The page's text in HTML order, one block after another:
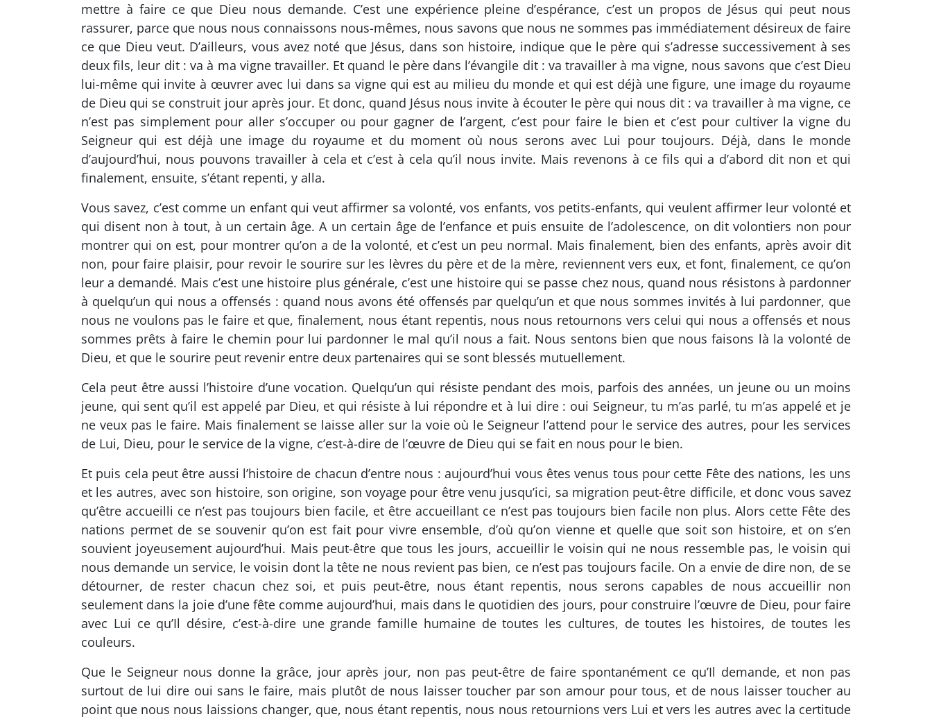
mettre à faire ce que Dieu nous demande. C’est une expérience pleine d’espérance, c’est un propos de Jésus qui peut nous
rassurer, parce que nous nous connaissons nous-mêmes, nous savons que nous ne sommes pas immédiatement désireux de faire
ce que Dieu veut. D’ailleurs, vous avez noté que Jésus, dans son histoire, indique que le père qui s’adresse successivement à ses
deux fils, leur dit : va à ma vigne travailler. Et quand le père dans l’évangile dit : va travailler à ma vigne, nous savons que c’est Dieu
lui-même qui invite à œuvrer avec lui dans sa vigne qui est au milieu du monde et qui est déjà une figure, une image du royaume
de Dieu qui se construit jour après jour. Et donc, quand Jésus nous invite à écouter le père qui nous dit : va travailler à ma vigne, ce
n’est pas simplement pour aller s’occuper ou pour gagner de l’argent, c’est pour faire le bien et c’est pour cultiver la vigne du
Seigneur qui est déjà une image du royaume et du moment où nous serons avec Lui pour toujours. Déjà, dans le monde
d’aujourd’hui, nous pouvons travailler à cela et c’est à cela qu’il nous invite. Mais revenons à ce fils qui a d’abord dit non et qui
finalement, ensuite, s’étant repenti, y alla.
Vous savez, c’est comme un enfant qui veut affirmer sa volonté, vos enfants, vos petits-enfants, qui veulent affirmer leur volonté et
qui disent non à tout, à un certain âge. A un certain âge de l’enfance et puis ensuite de l’adolescence, on dit volontiers non pour
montrer qui on est, pour montrer qu’on a de la volonté, et c’est un peu normal. Mais finalement, bien des enfants, après avoir dit
non, pour faire plaisir, pour revoir le sourire sur les lèvres du père et de la mère, reviennent vers eux, et font, finalement, ce qu’on
leur a demandé. Mais c’est une histoire plus générale, c’est une histoire qui se passe chez nous, quand nous résistons à pardonner
à quelqu’un qui nous a offensés : quand nous avons été offensés par quelqu’un et que nous sommes invités à lui pardonner, que
nous ne voulons pas le faire et que, finalement, nous étant repentis, nous nous retournons vers celui qui nous a offensés et nous
sommes prêts à faire le chemin pour lui pardonner le mal qu’il nous a fait. Nous sentons bien que nous faisons là la volonté de
Dieu, et que le sourire peut revenir entre deux partenaires qui se sont blessés mutuellement.
Cela peut être aussi l’histoire d’une vocation. Quelqu’un qui résiste pendant des mois, parfois des années, un jeune ou un moins
jeune, qui sent qu’il est appelé par Dieu, et qui résiste à lui répondre et à lui dire : oui Seigneur, tu m’as parlé, tu m’as appelé et je
ne veux pas le faire. Mais finalement se laisse aller sur la voie où le Seigneur l’attend pour le service des autres, pour les services
de Lui, Dieu, pour le service de la vigne, c’est-à-dire de l’œuvre de Dieu qui se fait en nous pour le bien.
Et puis cela peut être aussi l’histoire de chacun d’entre nous : aujourd’hui vous êtes venus tous pour cette Fête des nations, les uns
et les autres, avec son histoire, son origine, son voyage pour être venu jusqu’ici, sa migration peut-être difficile, et donc vous savez
qu’être accueilli ce n’est pas toujours bien facile, et être accueillant ce n’est pas toujours bien facile non plus. Alors cette Fête des
nations permet de se souvenir qu’on est fait pour vivre ensemble, d’où qu’on vienne et quelle que soit son histoire, et on s’en
souvient joyeusement aujourd’hui. Mais peut-être que tous les jours, accueillir le voisin qui ne nous ressemble pas, le voisin qui
nous demande un service, le voisin dont la tête ne nous revient pas bien, ce n’est pas toujours facile. On a envie de dire non, de se
détourner, de rester chacun chez soi, et puis peut-être, nous étant repentis, nous serons capables de nous accueillir non
seulement dans la joie d’une fête comme aujourd’hui, mais dans le quotidien des jours, pour construire l’œuvre de Dieu, pour faire
avec Lui ce qu’Il désire, c’est-à-dire une grande famille humaine de toutes les cultures, de toutes les histoires, de toutes les
couleurs.
Que le Seigneur nous donne la grâce, jour après jour, non pas peut-être de faire spontanément ce qu’Il demande, et non pas
surtout de lui dire oui sans le faire, mais plutôt de nous laisser toucher par son amour pour tous, et de nous laisser toucher au
point que nous nous laissions changer, que, nous étant repentis, nous nous retournions vers Lui et vers les autres avec la certitude